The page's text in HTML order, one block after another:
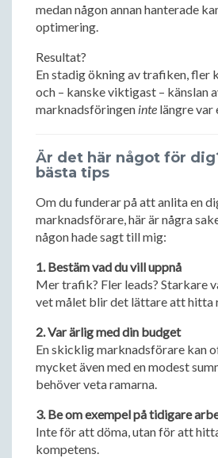
medan någon annan hanterade
optimering.
Resultat?
En stadig ökning av trafiken, fler
och – kanske viktigast – känslan
marknadsföringen inte längre
Är det här något för
bästa tips
Om du funderar på att anlita en
marknadsförare, här är några
någon hade sagt till mig:
1. Bestäm vad du vill uppnå
Mer trafik? Fler leads? Starkare
vet målet blir det lättare att hitta
2. Var ärlig med din budget
En skicklig marknadsförare kan
mycket även med en modest
behöver veta ramarna.
3. Be om exempel på tidigare
Inte för att döma, utan för att
kompetens.